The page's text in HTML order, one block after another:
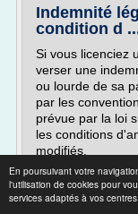
En poursuivant votre
l'utilisation de cookies pour
services adaptés à vos
Indemnité
condition d
Si vous licenciez
verser une
ou lourde de sa
par les
prévue par la loi
les conditions
modifiés.
Mots clés de
Lire la suite